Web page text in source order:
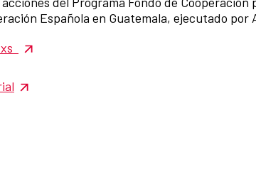
Española en Guatemala, ejecutado por